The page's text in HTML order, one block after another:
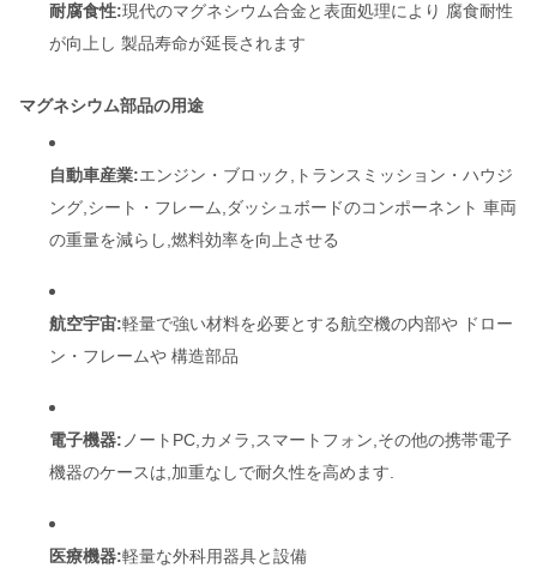
耐腐食性:現代のマグネシウム合金と表面処理により 腐食耐性
が向上し 製品寿命が延長されます
マグネシウム部品の用途
自動車産業:エンジン・ブロック,トランスミッション・ハウジ
ング,シート・フレーム,ダッシュボードのコンポーネント 車両
の重量を減らし,燃料効率を向上させる
航空宇宙:軽量で強い材料を必要とする航空機の内部や ドロー
ン・フレームや 構造部品
電子機器: ノートPC,カメラ,スマートフォン,その他の携帯電子
機器のケースは,加重なしで耐久性を高めます.
医療機器:軽量な外科用器具と設備